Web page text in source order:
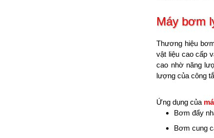
Máy bơm
Thương hiệu
vật liệu cao cấp
cao nhờ năng
lượng của công
Ứng dụng của
Bơm đẩy
Bơm cung